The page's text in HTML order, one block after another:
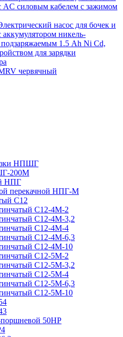
AC силовым кабелем с зажимом
насос для бочек и
аккумулятором никель-
1.5 Ah Ni Cd,
для зарядки
червячный
НПШГ
200М
НПГ
перекачной НПГ-М
С12
С12-4М-2
С12-4М-3,2
С12-4М-4
С12-4М-6,3
С12-4М-10
С12-5М-2
С12-5М-3,2
С12-5М-4
С12-5М-6,3
С12-5М-10
поршневой 50НР